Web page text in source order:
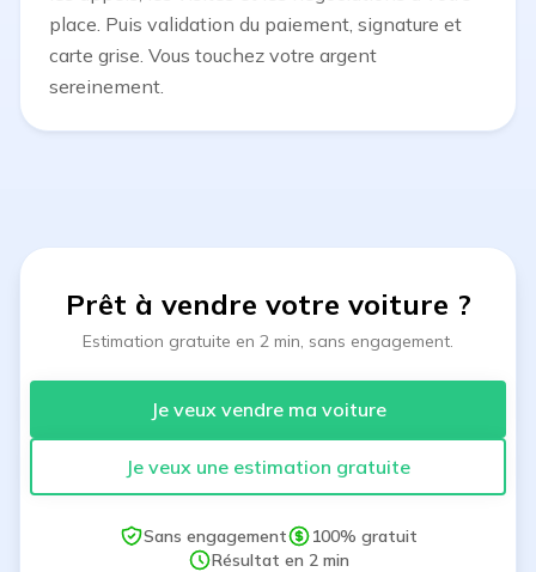
place. Puis validation du paiement, signature et
carte grise. Vous touchez votre argent
sereinement.
Prêt à vendre votre voiture ?
Estimation gratuite en 2 min, sans engagement.
Je veux vendre ma voiture
Je veux une estimation gratuite
Sans engagement
100% gratuit
Résultat en 2 min